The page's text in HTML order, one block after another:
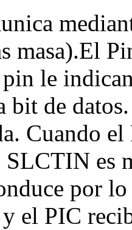
masa).El
pin le
bit de
Cuando
SLCTIN es
por
el PIC